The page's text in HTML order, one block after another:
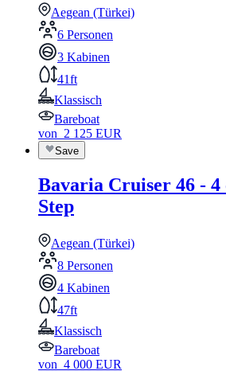
Aegean (Türkei)
6 Personen
3 Kabinen
41ft
Klassisch
Bareboat
von 2 125 EUR
Save
Bavaria Cruiser 46 -
Step
Aegean (Türkei)
8 Personen
4 Kabinen
47ft
Klassisch
Bareboat
von 4 000 EUR